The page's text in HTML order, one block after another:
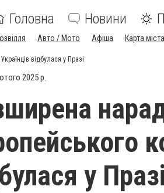
Головна Новини
Авто / Мото Афіша Карта міста
відбулася у Празі
2025 р.
у Празі